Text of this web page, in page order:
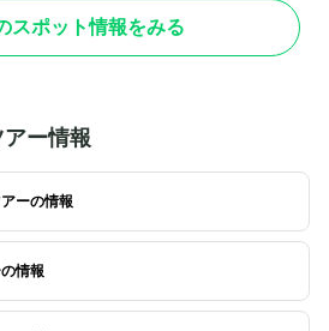
ージョを制作しまし
ているのは、戦いやお
史、田園風景など。
しく、見応えがあり
、観光スポットへの
にはレストランやシ
物を楽しむことがで
395メートルと非
車・徒歩での横断
歩にぴったり。エッ
ライトアップは特に
スポット情報をみる
ー情報
ーの情報
情報